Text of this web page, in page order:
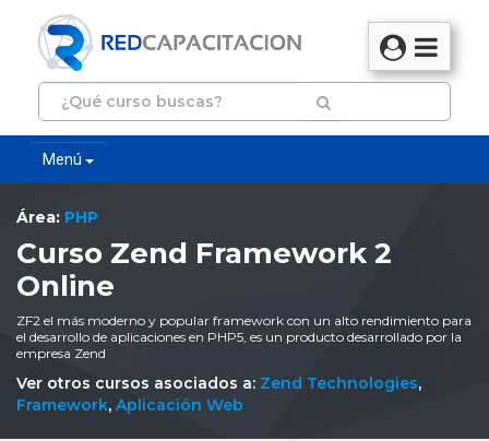
Menú
Área: PHP
Curso Zend Framework 2
Online
ZF2 el más moderno y popular framework con un alto rendimiento para
el desarrollo de aplicaciones en PHP5, es un producto desarrollado por la
empresa Zend
Ver otros cursos asociados a: Zend Technologies,
Framework, Aplicación Web